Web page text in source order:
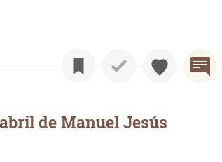
de Manuel Jesús